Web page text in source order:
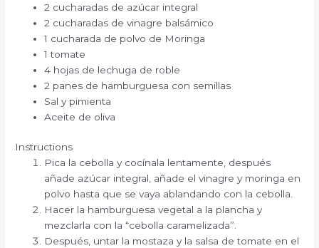
2 cucharadas de azúcar integral
2 cucharadas de vinagre balsámico
1 cucharada de polvo de Moringa
1 tomate
4 hojas de lechuga de roble
2 panes de hamburguesa con semillas
Sal y pimienta
Aceite de oliva
Instructions
Pica la cebolla y cocínala lentamente, después
añade azúcar integral, añade el vinagre y moringa en
polvo hasta que se vaya ablandando con la cebolla.
Hacer la hamburguesa vegetal a la plancha y
mezclarla con la “cebolla caramelizada”.
Después, untar la mostaza y la salsa de tomate en el